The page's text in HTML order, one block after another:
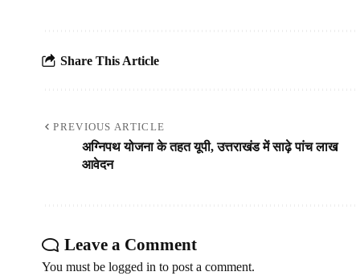
Share This Article
PREVIOUS ARTICLE
अग्निपथ योजना के तहत यूपी, उत्तराखंड में साढ़े पांच लाख
आवेदन
Leave a Comment
You must be logged in to post a comment.